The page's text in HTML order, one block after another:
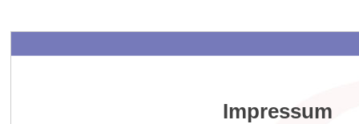
Impressum